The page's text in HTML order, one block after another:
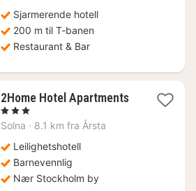
kr.
Sjarmerende hotell
200 m til T-banen
Restaurant & Bar
2Home Hotel Apartments2
, 3 Stjerner
Solna · 8.1 km fra Årsta
Leilighetshotell
Barnevennlig
Nær Stockholm by